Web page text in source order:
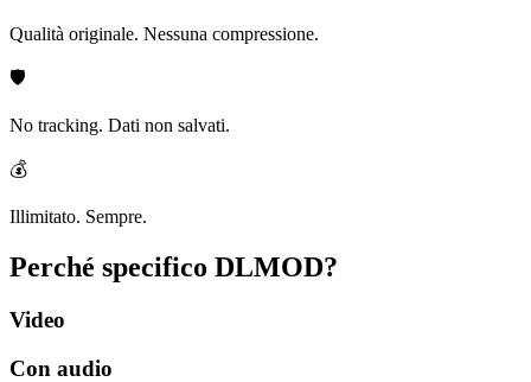
Qualità originale. Nessuna compressione.
🛡️
No tracking. Dati non salvati.
💰
Illimitato. Sempre.
Perché specifico DLMOD?
Video
Con audio